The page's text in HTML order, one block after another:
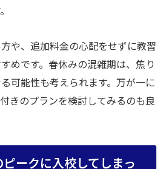
や、追加料金の心配をせずに教習
めです。春休みの混雑期は、焦り
可能性も考えられます。万が一に
きのプランを検討してみるのも良
ークに入校してしまっ